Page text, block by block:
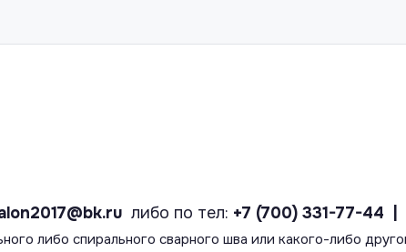
либо по тел: +7 (700) 331-77-44 |
либо спирального сварного шва или какого-либо